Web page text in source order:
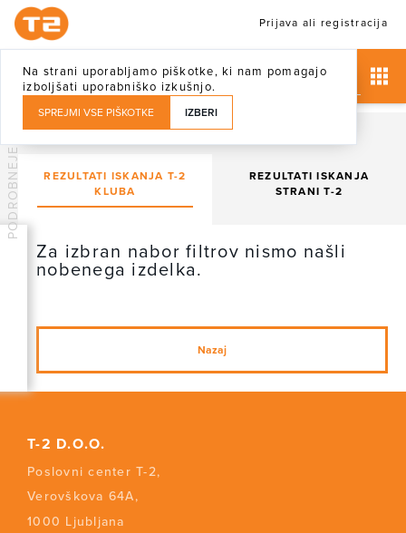
Na strani uporabljamo piškotke, ki nam pomagajo
izboljšati uporabniško izkušnjo.
SPREJMI VSE PIŠKOTKE IZBERI
Prijava ali registracija
REZULTATI ISKANJA T-2
KLUBA
REZULTATI ISKANJA
STRANI T-2
PODROBNEJE
Za izbran nabor filtrov nismo našli
nobenega izdelka.
Nazaj
T-2 D.O.O.
Poslovni center T-2,
Verovškova 64A,
1000 Ljubljana